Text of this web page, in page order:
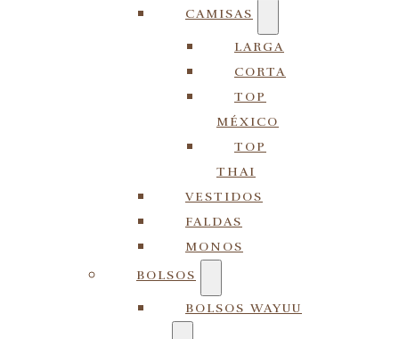
CAMISAS
LARGA
CORTA
TOP
MÉXICO
TOP
THAI
VESTIDOS
FALDAS
MONOS
BOLSOS
BOLSOS WAYUU